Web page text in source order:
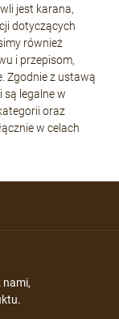
jest karana,
dotyczących
również
i przepisom,
Zgodnie z ustawą
są legalne w
oraz
w celach
nami,